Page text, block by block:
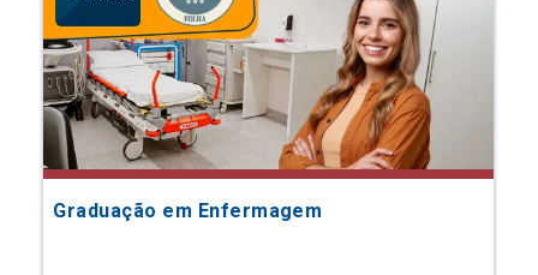
Graduação em Enfermagem